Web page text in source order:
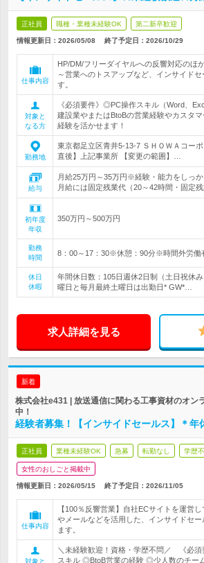
正社員 職種・業種未経験OK 第二新卒歓迎
情報更新日：2026/05/08 終了予定日： 2026/10/29
仕事内容
HP/DM/フリーダイヤルへの反響対応のほ
～営業へのトスアップなど、インサイドセ
す。
対象と
なる方
《必須要件》◎PC操作スキル（Word、
建設業やまたはBtoBの営業経験やカスタ
経験を活かせます！
勤務地
東京都足立区青井5-13-7 ＳＨＯＷＡコー
直後】上記事業所 【変更の範囲】…
給与
月給25万円～35万円※経験・能力をしっ
月給には固定残業代（20～42時間・固定
初年度
年収
350万円～500万円
勤務
時間
8：00～17：30※休憩：90分※時間外労働
休日
休暇
年間休日数：105日週休2日制（土日祝休
曜日と毎月最終土曜日は出勤日* GW*…
求人詳細を見る
新着
株式会社e431 | 放送通信に関わる工事資材のオン
中！
経験者募集！【インサイドセールス】＊年
正社員 業種未経験OK 急募 転勤なし 学歴
女性のおしごと掲載中
情報更新日：2026/05/15 終了予定日： 2026/11/05
仕事内容
【100％反響営業】自社ECサイトを運営
やメールなどを活用した、インサイドセー
ます。
対象と
＼未経験歓迎！資格・学歴不問／ 《必
スキル ◎BtoB営業の経験 ◎少人数のチー